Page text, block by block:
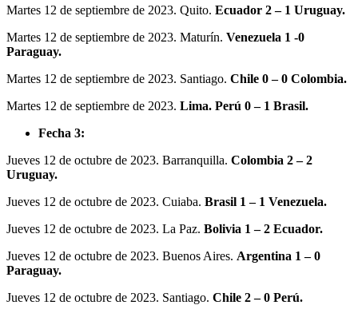
Martes 12 de septiembre de 2023. Quito. Ecuador 2 – 1 Uruguay.
Martes 12 de septiembre de 2023. Maturín. Venezuela 1 -0
Paraguay.
Martes 12 de septiembre de 2023. Santiago. Chile 0 – 0 Colombia.
Martes 12 de septiembre de 2023. Lima. Perú 0 – 1 Brasil.
Fecha 3:
Jueves 12 de octubre de 2023. Barranquilla. Colombia 2 – 2
Uruguay.
Jueves 12 de octubre de 2023. Cuiaba. Brasil 1 – 1 Venezuela.
Jueves 12 de octubre de 2023. La Paz. Bolivia 1 – 2 Ecuador.
Jueves 12 de octubre de 2023. Buenos Aires. Argentina 1 – 0
Paraguay.
Jueves 12 de octubre de 2023. Santiago. Chile 2 – 0 Perú.